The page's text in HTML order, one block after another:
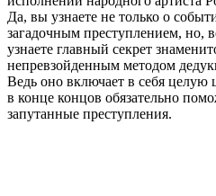
Да, вы узнаете не только о
загадочным преступлением, но,
узнаете главный секрет
непревзойденным методом
Ведь оно включает в себя целую
в конце концов обязательно
запутанные преступления.